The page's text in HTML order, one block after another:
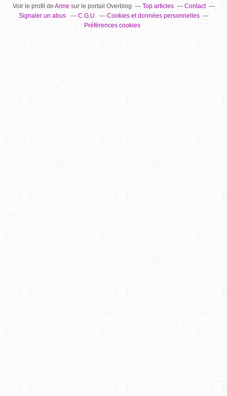
Voir le profil de Annesur le portail Overblog Top articles
Contact
Signaler un abus
C.G.U.
Cookies et données personnelles
Préférences cookies